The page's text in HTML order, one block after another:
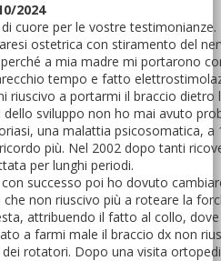
2024
cuore per le vostre testimonianze.
ostetrica con stiramento del
a mia madre mi portarono
tempo e fatto
riuscivo a portarmi il braccio
dello sviluppo non ho mai avuto
una malattia psicosomatica,
più. Nel 2002 dopo tanti
per lunghi periodi.
successo poi ho dovuto
non riuscivo più a roteare la
attribuendo il fatto al collo,
a farmi male il braccio dx non
rotatori. Dopo una visita